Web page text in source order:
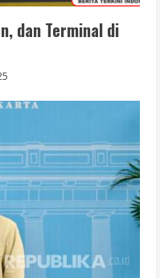
dan Terminal di